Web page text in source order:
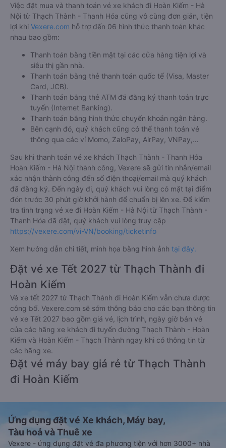
Việc đặt mua và thanh toán vé xe khách đi Hoàn Kiếm - Hà
Nội từ Thạch Thành - Thanh Hóa cũng vô cùng đơn giản, tiện
lợi khi Vexere.com hỗ trợ đến 06 hình thức thanh toán khác
nhau bao gồm:
Thanh toán bằng tiền mặt tại các cửa hàng tiện lợi và
siêu thị gần nhà.
Thanh toán bằng thẻ thanh toán quốc tế (Visa, Master
Card, JCB).
Thanh toán bằng thẻ ATM đã đăng ký thanh toán trực
tuyến (Internet Banking).
Thanh toán bằng hình thức chuyển khoản ngân hàng.
Bên cạnh đó, quý khách cũng có thể thanh toán vé
thông qua các ví Momo, ZaloPay, AirPay, VNPay,…
Sau khi thanh toán vé xe khách Thạch Thành - Thanh Hóa
Hoàn Kiếm - Hà Nội thành công, Vexere sẽ gửi tin nhắn/email
xác nhận thành công đến số điện thoại/email mà quý khách
đã đăng ký. Đến ngày đi, quý khách vui lòng có mặt tại điểm
đón trước 30 phút giờ khởi hành để chuẩn bị lên xe. Để kiểm
tra tình trạng vé xe đi Hoàn Kiếm - Hà Nội từ Thạch Thành -
Thanh Hóa đã đặt, quý khách vui lòng truy cập
https://vexere.com/vi-VN/booking/ticketinfo
Xem hướng dẫn chi tiết, minh họa bằng hình ảnh tại đây.
Đặt vé xe Tết 2027 từ Thạch Thành đi
Hoàn Kiếm
Vé xe tết 2027 từ Thạch Thành đi Hoàn Kiếm vẫn chưa được
công bố. Vexere.com sẽ sớm thông báo cho các bạn thông tin
vé xe Tết 2027 bao gồm giá vé, lịch trình, ngày giờ bán vé
của các hãng xe khách đi tuyến đường Thạch Thành - Hoàn
Kiếm và Hoàn Kiếm - Thạch Thành ngay khi có thông tin từ
các hãng xe.
Đặt vé máy bay giá rẻ từ Thạch Thành
đi Hoàn Kiếm
Ứng dụng đặt vé Xe khách, Máy bay,
Tàu hoả và Thuê xe
Vexere - ứng dụng đặt vé đa phương tiện với hơn 3000+ nhà